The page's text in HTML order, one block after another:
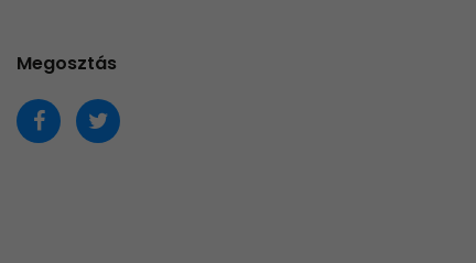
Megosztás